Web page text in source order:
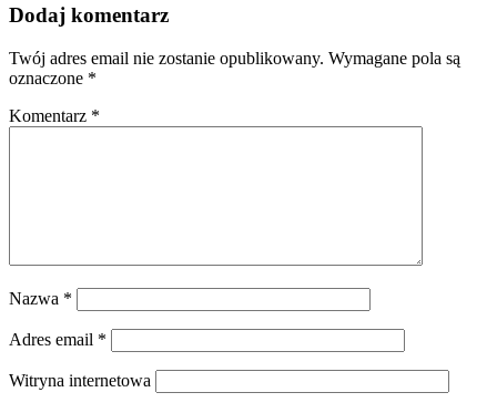
Dodaj komentarz
Twój adres email nie zostanie opublikowany. Wymagane pola są
oznaczone *
Komentarz *
Nazwa *
Adres email *
Witryna internetowa